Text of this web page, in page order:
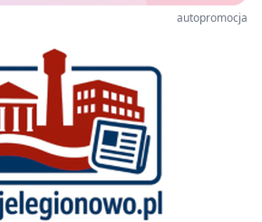
autopromocja